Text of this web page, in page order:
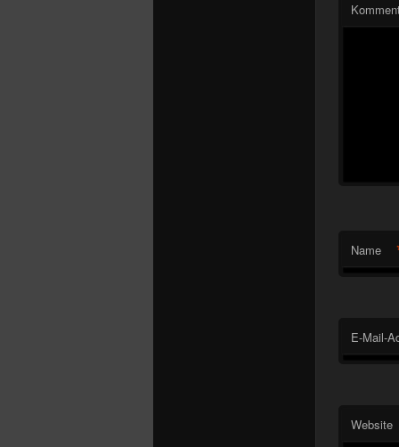
Name
E-Mail-
Website